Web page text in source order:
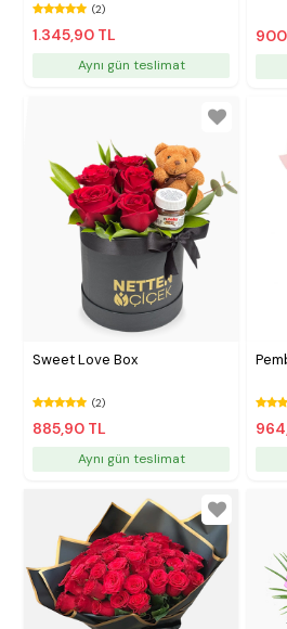
(2)
1.345,90 TL
Aynı gün teslimat
Sweet Love Box
(2)
885,90 TL
Aynı gün teslimat